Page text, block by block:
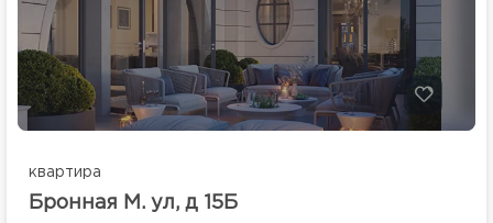
квартира
Бронная М. ул, д 15Б